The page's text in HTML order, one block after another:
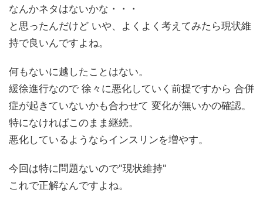
なんかネタはないかな・・・
と思ったんだけど いや、よくよく考えてみたら現状維
持で良いんですよね。
何もないに越したことはない。
緩徐進行なので 徐々に悪化していく前提ですから 合併
症が起きていないかも合わせて 変化が無いかの確認。
特になければこのまま継続。
悪化しているようならインスリンを増やす。
今回は特に問題ないので"現状維持"
これで正解なんですよね。